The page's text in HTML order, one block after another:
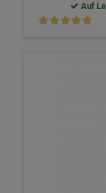
Auf